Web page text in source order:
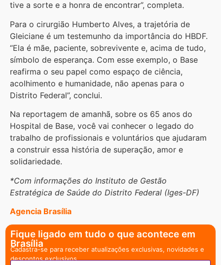
tive a sorte e a honra de encontrar”, completa.
Para o cirurgião Humberto Alves, a trajetória de
Gleiciane é um testemunho da importância do HBDF.
“Ela é mãe, paciente, sobrevivente e, acima de tudo,
símbolo de esperança. Com esse exemplo, o Base
reafirma o seu papel como espaço de ciência,
acolhimento e humanidade, não apenas para o
Distrito Federal”, conclui.
Na reportagem de amanhã, sobre os 65 anos do
Hospital de Base, você vai conhecer o legado do
trabalho de profissionais e voluntários que ajudaram
a construir essa história de superação, amor e
solidariedade.
*Com informações do Instituto de Gestão
Estratégica de Saúde do Distrito Federal (Iges-DF)
Agencia Brasília
Fique ligado em tudo o que acontece em
Brasília
Cadastra-se para receber atualizações exclusivas, novidades e
descontos exclusivos.